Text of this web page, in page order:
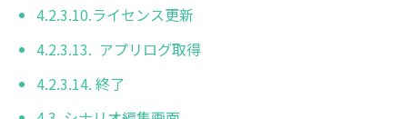
4.2.3.10.ライセンス更新
4.2.3.13. アプリログ取得
4.2.3.14. 終了